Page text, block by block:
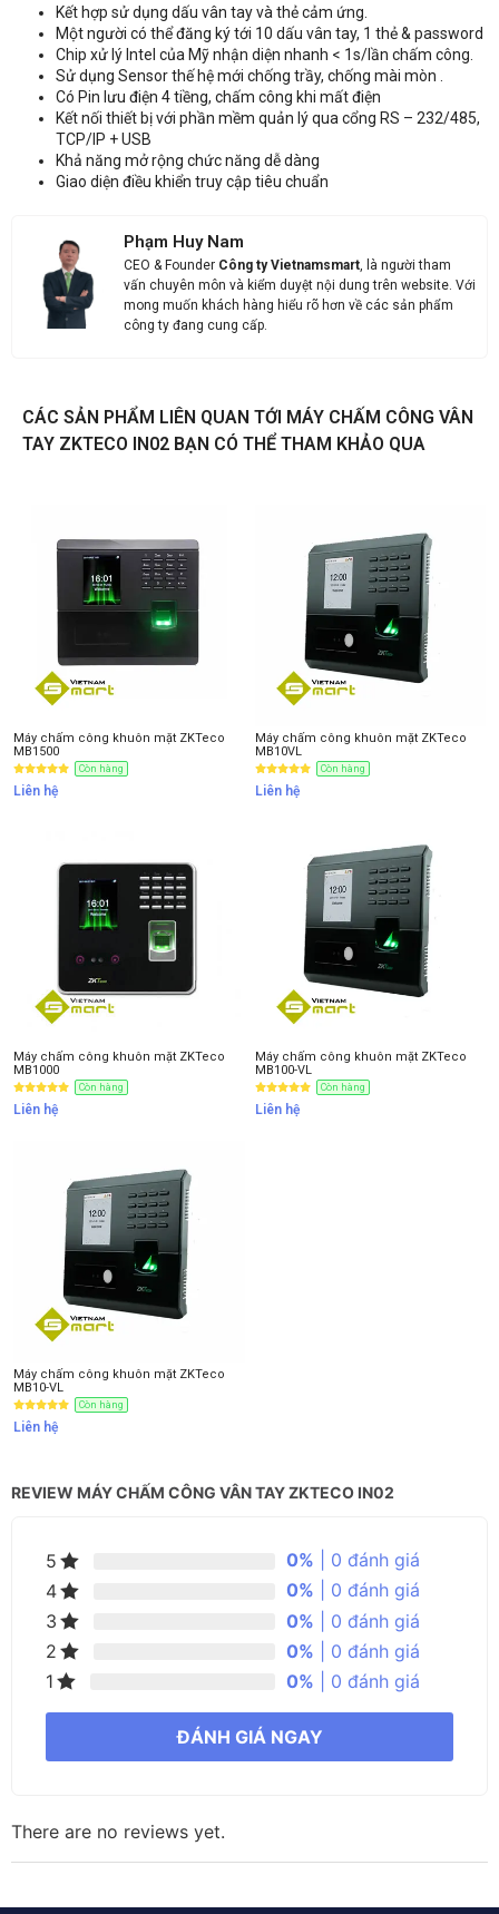
Kết hợp sử dụng dấu vân tay và thẻ cảm ứng.
Một người có thể đăng ký tới 10 dấu vân tay, 1 thẻ & password
Chip xử lý Intel của Mỹ nhận diện nhanh < 1s/lần chấm công.
Sử dụng Sensor thế hệ mới chống trầy, chống mài mòn .
Có Pin lưu điện 4 tiềng, chấm công khi mất điện
Kết nối thiết bị với phần mềm quản lý qua cổng RS – 232/485,
TCP/IP + USB
Khả năng mở rộng chức năng dễ dàng
Giao diện điều khiển truy cập tiêu chuẩn
Phạm Huy Nam
CEO & Founder Công ty Vietnamsmart, là người tham
vấn chuyên môn và kiểm duyệt nội dung trên website. Với
mong muốn khách hàng hiểu rõ hơn về các sản phẩm
công ty đang cung cấp.
CÁC SẢN PHẨM LIÊN QUAN TỚI MÁY CHẤM CÔNG VÂN
TAY ZKTECO IN02 BẠN CÓ THỂ THAM KHẢO QUA
Máy chấm công khuôn mặt ZKTeco
MB1500
Còn hàng
Liên hệ
Máy chấm công khuôn mặt ZKTeco
MB10VL
Còn hàng
Liên hệ
Máy chấm công khuôn mặt ZKTeco
MB1000
Còn hàng
Liên hệ
Máy chấm công khuôn mặt ZKTeco
MB100-VL
Còn hàng
Liên hệ
Máy chấm công khuôn mặt ZKTeco
MB10-VL
Còn hàng
Liên hệ
REVIEW MÁY CHẤM CÔNG VÂN TAY ZKTECO IN02
5 0% | 0 đánh giá
4
0% | 0 đánh giá
3
0% | 0 đánh giá
2
0% | 0 đánh giá
1
0% | 0 đánh giá
ĐÁNH GIÁ NGAY
There are no reviews yet.
Thông tin nhận báo giá sản phẩm
Anh Chị
Anh/Chị có dùng ZALO số này Tôi Không dùng
NHẬN BÁO GIÁ